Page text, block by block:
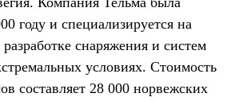
году и специализируется на
снаряжения и систем
условиях. Стоимость
составляет 28 000 норвежских